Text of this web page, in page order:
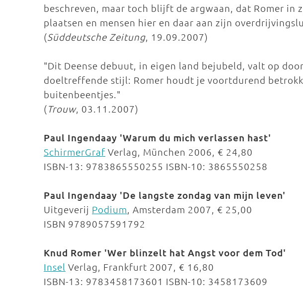
beschreven, maar toch blijft de argwaan, dat Romer in
plaatsen en mensen hier en daar aan zijn
(Süddeutsche Zeitung, 19.09.2007)
"Dit Deense debuut, in eigen land bejubeld, valt op
doeltreffende stijl: Romer houdt je voortdurend
buitenbeentjes."
(Trouw, 03.11.2007)
Paul Ingendaay 'Warum du mich verlassen hast'
SchirmerGraf Verlag, München 2006, € 24,80
ISBN-13: 9783865550255 ISBN-10: 3865550258
Paul Ingendaay 'De langste zondag van mijn leven'
Uitgeverij Podium, Amsterdam 2007, € 25,00
ISBN 9789057591792
Knud Romer 'Wer blinzelt hat Angst voor dem Tod'
Insel Verlag, Frankfurt 2007, € 16,80
ISBN-13: 9783458173601 ISBN-10: 3458173609